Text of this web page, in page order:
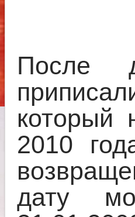
После
который
2010
дату